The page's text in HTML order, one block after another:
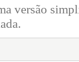
versão